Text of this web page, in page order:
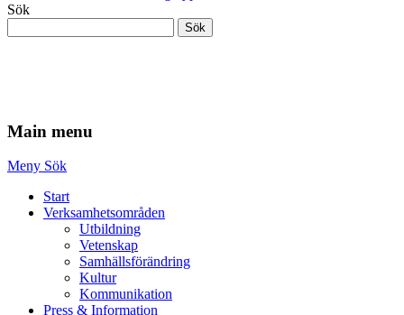
Sök
Sök
Main menu
Meny Sök
Start
Verksamhetsområden
Utbildning
Vetenskap
Samhällsförändring
Kultur
Kommunikation
Press & Information